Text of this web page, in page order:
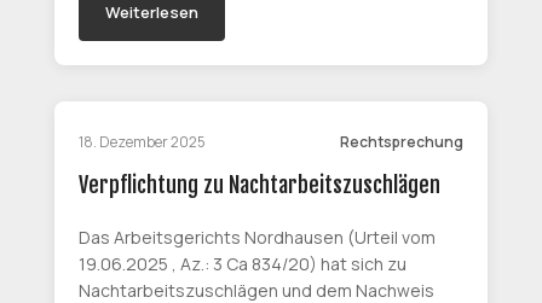
Weiterlesen
18. Dezember 2025 Rechtsprechung
Verpflichtung zu Nachtarbeitszuschlägen
Das Arbeitsgerichts Nordhausen (Urteil vom
19.06.2025 , Az.: 3 Ca 834/20) hat sich zu
Nachtarbeitszuschlägen und dem Nachweis